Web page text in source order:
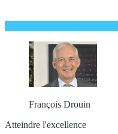
François Drouin
Atteindre l'excellence